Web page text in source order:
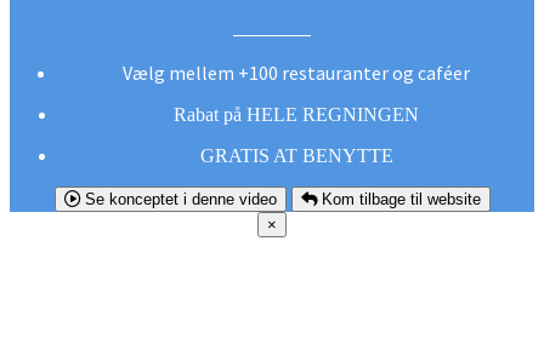
Vælg mellem +100 restauranter og caféer
Rabat på HELE REGNINGEN
GRATIS AT BENYTTE
Se konceptet i denne video
Kom tilbage til website
×